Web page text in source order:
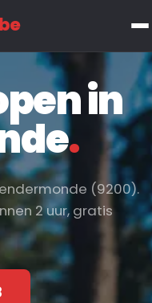
in
.
(9200).
2 uur, gratis